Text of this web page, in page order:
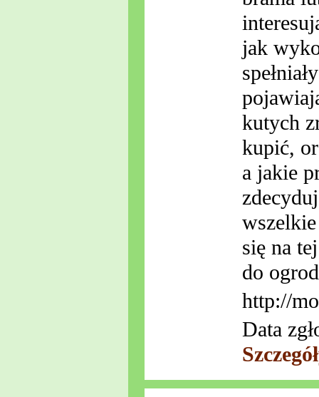
jak
kutych
kupić,
a jakie
się na
do
http://
Data